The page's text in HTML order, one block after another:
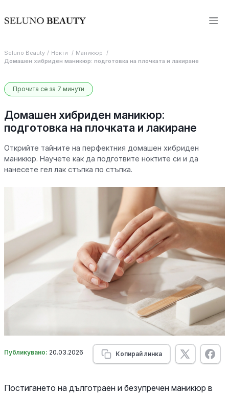
Seluno Beauty Нокти
Маникюр
Домашен хибриден маникюр: подготовка на плочката и лакиране
Прочита се за 7 минути
Домашен хибриден маникюр:
подготовка на плочката и лакиране
Открийте тайните на перфектния домашен хибриден
маникюр. Научете как да подготвите ноктите си и да
нанесете гел лак стъпка по стъпка.
Публикувано: 20.03.2026 Копирай линка
Постигането на дълготраен и безупречен маникюр в